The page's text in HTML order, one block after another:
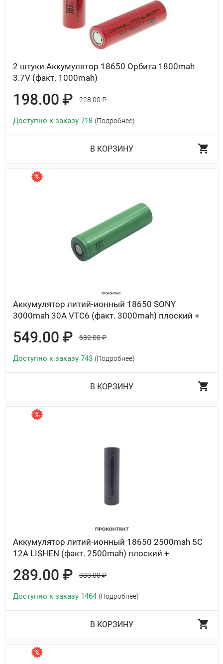
2 штуки Аккумулятор 18650 Орбита 1800mah
3.7V (факт. 1000mah)
198.00 ₽ 228.00 ₽
Доступно к заказу 718 (Подробнее)
В КОРЗИНУ
Аккумулятор литий-ионный 18650 SONY
3000mah 30A VTC6 (факт. 3000mah) плоский +
549.00 ₽ 632.00 ₽
Доступно к заказу 743 (Подробнее)
В КОРЗИНУ
Аккумулятор литий-ионный 18650 2500mah 5C
12A LISHEN (факт. 2500mah) плоский +
289.00 ₽ 333.00 ₽
Доступно к заказу 1464 (Подробнее)
В КОРЗИНУ